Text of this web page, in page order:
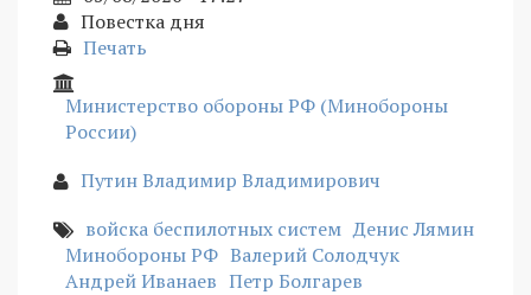
Повестка дня
Печать
Министерство обороны РФ (Минобороны
России)
Путин Владимир Владимирович
войска беспилотных систем Денис Лямин
Минобороны РФ Валерий Солодчук
Андрей Иванаев Петр Болгарев